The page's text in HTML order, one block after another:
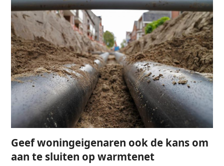
Geef woningeigenaren ook de kans om
aan te sluiten op warmtenet